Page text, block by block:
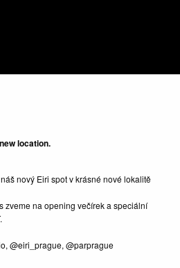
location.
nový Eiri spot v krásné nové lokalitě
zveme na opening večírek a speciální
@eiri_prague, @parprague